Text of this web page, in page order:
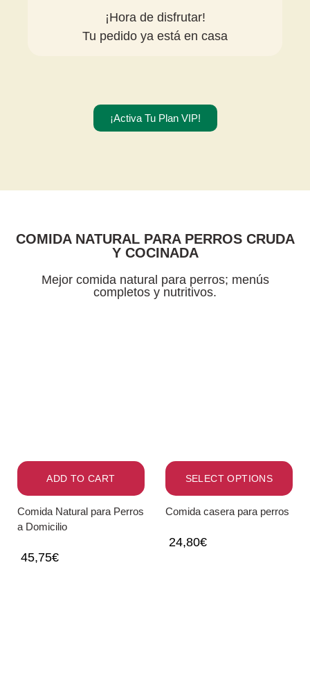
¡Hora de disfrutar!
Tu pedido ya está en casa
¡Activa Tu Plan VIP!
COMIDA NATURAL PARA PERROS CRUDA
Y COCINADA
Mejor comida natural para perros; menús
completos y nutritivos.
ADD TO CART
Comida Natural para Perros
a Domicilio
45,75€
SELECT OPTIONS
Comida casera para perros
24,80€